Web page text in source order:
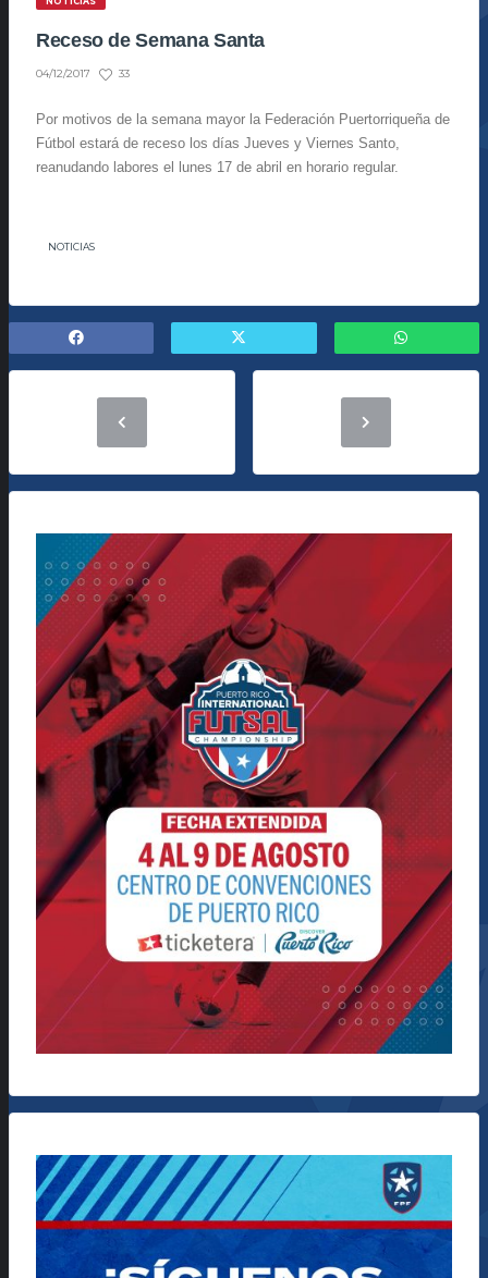
Receso de Semana Santa
04/12/2017 33
Por motivos de la semana mayor la Federación Puertorriqueña de
Fútbol estará de receso los días Jueves y Viernes Santo,
reanudando labores el lunes 17 de abril en horario regular.
NOTICIAS